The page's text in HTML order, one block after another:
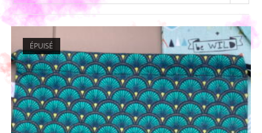
ÉPUISÉ